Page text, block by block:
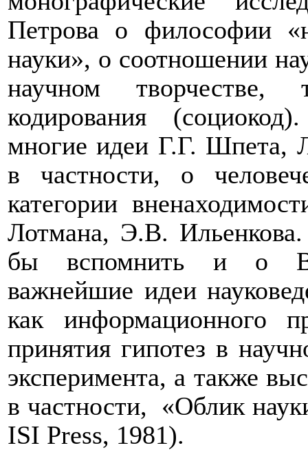
Петрова о философии
науки», о соотношении
научном
кодирования
многие идеи Г.Г. Шпета,
в частности, о
категории
Лотмана, Э.В.
бы вспомнить и о
важнейшие идеи
как информационного
принятия гипотез в
эксперимента, а также
в частности,
«Облик
ISI Press, 1981).